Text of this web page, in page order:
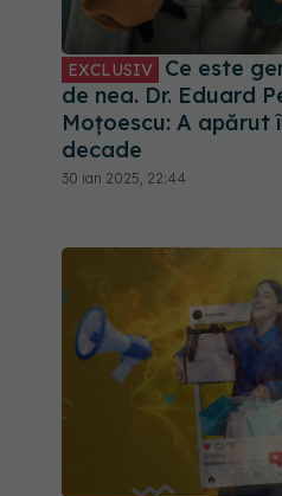
EXCLUSIV
Ce este
de nea. Dr. Eduard
Moțoescu: A apărut
decade
30 ian 2025, 22:44